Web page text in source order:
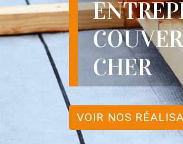
CHER
VOIR NOS